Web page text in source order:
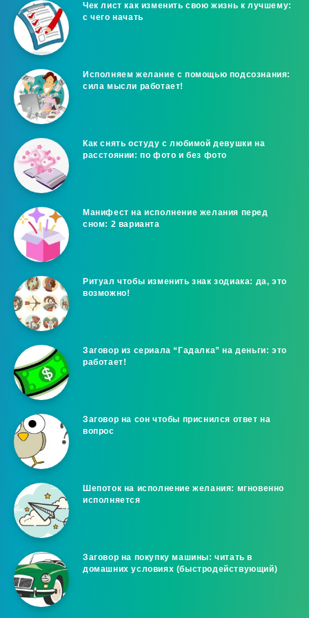
Чек лист как изменить свою жизнь к лучшему:
с чего начать
Исполняем желание с помощью подсознания:
сила мысли работает!
Как снять остуду с любимой девушки на
расстоянии: по фото и без фото
Манифест на исполнение желания перед
сном: 2 варианта
Ритуал чтобы изменить знак зодиака: да, это
возможно!
Заговор из сериала “Гадалка” на деньги: это
работает!
Заговор на сон чтобы приснился ответ на
вопрос
Шепоток на исполнение желания: мгновенно
исполняется
Заговор на покупку машины: читать в
домашних условиях (быстродействующий)